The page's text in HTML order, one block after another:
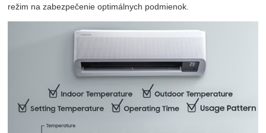
režim na zabezpečenie optimálnych podmienok.